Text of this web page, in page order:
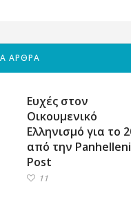
ΑΡΘΡΑ
Ευχές στον
Οικουμενικό
Ελληνισμό για το
από την
Post
11